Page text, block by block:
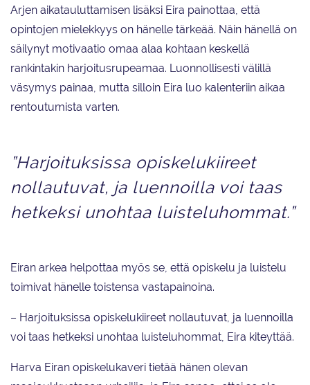
Arjen aikatauluttamisen lisäksi Eira painottaa, että
opintojen mielekkyys on hänelle tärkeää. Näin hänellä on
säilynyt motivaatio omaa alaa kohtaan keskellä
rankintakin harjoitusrupeamaa. Luonnollisesti välillä
väsymys painaa, mutta silloin Eira luo kalenteriin aikaa
rentoutumista varten.
”Harjoituksissa opiskelukiireet
nollautuvat, ja luennoilla voi taas
hetkeksi unohtaa luisteluhommat.”
Eiran arkea helpottaa myös se, että opiskelu ja luistelu
toimivat hänelle toistensa vastapainoina.
– Harjoituksissa opiskelukiireet nollautuvat, ja luennoilla
voi taas hetkeksi unohtaa luisteluhommat, Eira kiteyttää.
Harva Eiran opiskelukaveri tietää hänen olevan